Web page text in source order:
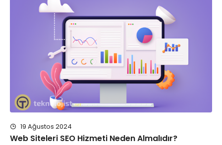
19 Ağustos 2024
Web Siteleri SEO Hizmeti Neden Almalıdır?